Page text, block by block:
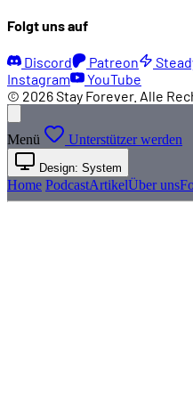
Folgt uns auf
Discord Patreon
Instagram
YouTube
© 2026 Stay Forever. Alle
Menü Unterstützer werden
Design: System
Home PodcastArtikelÜber uns